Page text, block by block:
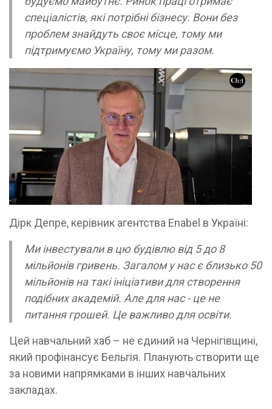
спеціалістів, які потрібні бізнесу. Вони без
проблем знайдуть своє місце, тому ми
підтримуємо Україну, тому ми разом.
Дірк Депре, керівник агентства Enabel в Україні:
Ми інвестували в цю будівлю від 5 до 8
мільйонів гривень. Загалом у нас є близько 50
мільйонів на такі ініціативи для створення
подібних академій. Але для нас - це не
питання грошей. Це важливо для освіти.
Цей навчальний хаб – не єдиний на Чернігівщині,
який профінансує Бельгія. Планують створити ще
за новими напрямками в інших навчальних
закладах.